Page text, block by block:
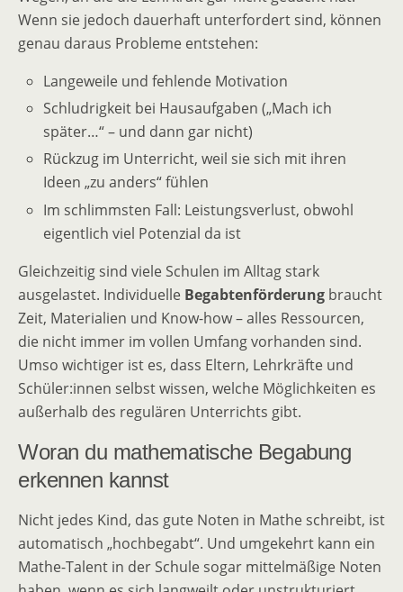
Wenn sie jedoch dauerhaft unterfordert sind, können
genau daraus Probleme entstehen:
Langeweile und fehlende Motivation
Schludrigkeit bei Hausaufgaben („Mach ich
später…“ – und dann gar nicht)
Rückzug im Unterricht, weil sie sich mit ihren
Ideen „zu anders“ fühlen
Im schlimmsten Fall: Leistungsverlust, obwohl
eigentlich viel Potenzial da ist
Gleichzeitig sind viele Schulen im Alltag stark
ausgelastet. Individuelle Begabtenförderung braucht
Zeit, Materialien und Know-how – alles Ressourcen,
die nicht immer im vollen Umfang vorhanden sind.
Umso wichtiger ist es, dass Eltern, Lehrkräfte und
Schüler:innen selbst wissen, welche Möglichkeiten es
außerhalb des regulären Unterrichts gibt.
Woran du mathematische Begabung
erkennen kannst
Nicht jedes Kind, das gute Noten in Mathe schreibt, ist
automatisch „hochbegabt“. Und umgekehrt kann ein
Mathe-Talent in der Schule sogar mittelmäßige Noten